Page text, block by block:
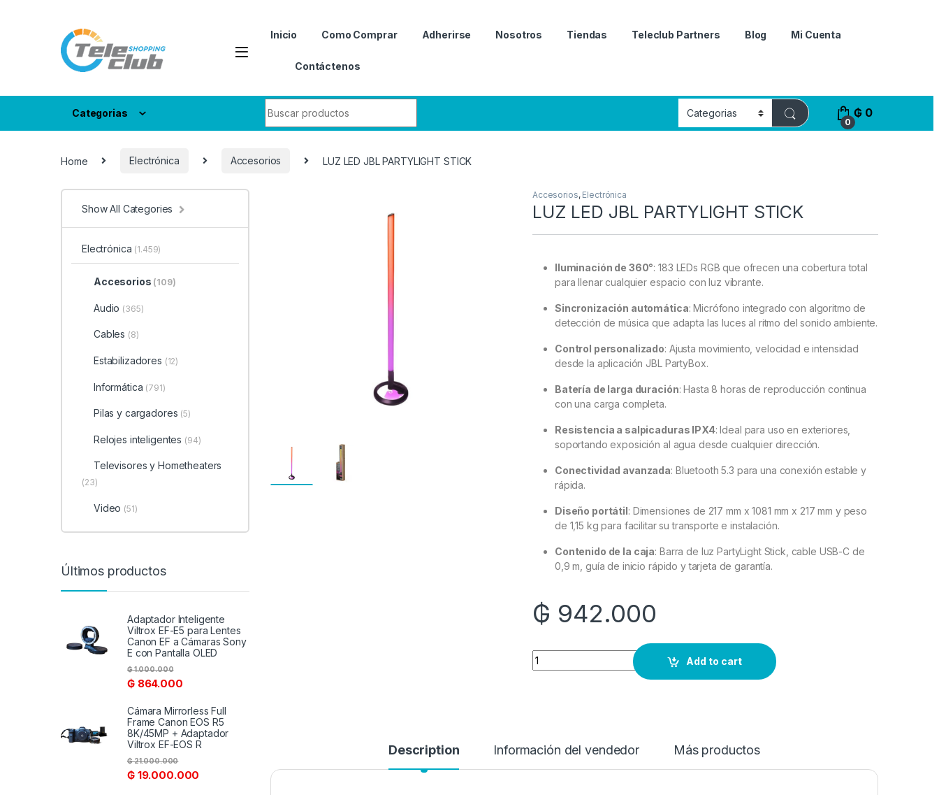
Inicio Como Comprar Adherirse Nosotros Tiendas Teleclub Partners Blog Mi Cuenta
Contáctenos
Categorias
0
₲ 0
Home Electrónica Accesorios LUZ LED JBL PARTYLIGHT STICK
Accesorios, Electrónica
LUZ LED JBL PARTYLIGHT STICK
Iluminación de 360°: 183 LEDs RGB que ofrecen una cobertura total
para llenar cualquier espacio con luz vibrante.​
Sincronización automática: Micrófono integrado con algoritmo de
detección de música que adapta las luces al ritmo del sonido ambiente.​
Control personalizado: Ajusta movimiento, velocidad e intensidad
desde la aplicación JBL PartyBox.
Batería de larga duración:Hasta 8 horas de reproducción continua
con una carga completa.
Resistencia a salpicaduras IPX4:Ideal para uso en exteriores,
soportando exposición al agua desde cualquier dirección.
Conectividad avanzada: Bluetooth 5.3 para una conexión estable y
rápida.
Diseño portátil: Dimensiones de 217 mm x 1081 mm x 217 mm y peso
de 1,15 kg para facilitar su transporte e instalación.
Contenido de la caja: Barra de luz PartyLight Stick, cable USB-C de
0,9 m, guía de inicio rápido y tarjeta de garantía.
₲ 942.000
Quantity
Add to cart
Description Información del vendedor Más productos
Show All Categories
Electrónica (1.459)
Accesorios (109)
Audio (365)
Cables (8)
Estabilizadores (12)
Informática (791)
Pilas y cargadores (5)
Relojes inteligentes (94)
Televisores y Hometheaters
(23)
Video (51)
Últimos productos
Adaptador Inteligente
Viltrox EF-E5 para Lentes
Canon EF a Cámaras Sony
E con Pantalla OLED
₲864.000
₲1.000.000
Cámara Mirrorless Full
Frame Canon EOS R5
8K/45MP + Adaptador
Viltrox EF-EOS R
₲19.000.000
₲21.000.000